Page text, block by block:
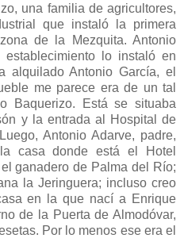
una familia de agricultores,
que instaló la primera
de la Mezquita. Antonio
lo instaló en
alquilado Antonio García, el
me parece era de un tal
Baquerizo. Está se situaba
y la entrada al Hospital de
Antonio Adarve, padre,
casa donde está el Hotel
ganadero de Palma del Río;
la Jeringuera; incluso creo
en la que nací a Enrique
de la Puerta de Almodóvar,
Por lo menos ese era el